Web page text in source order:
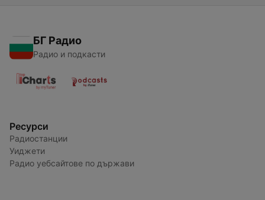
БГ Радио
Радио и подкасти
Ресурси
Радиостанции
Уиджети
Радио уебсайтове по държави